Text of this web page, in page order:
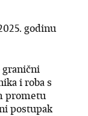
godinu
granični
i roba s
prometu
postupak